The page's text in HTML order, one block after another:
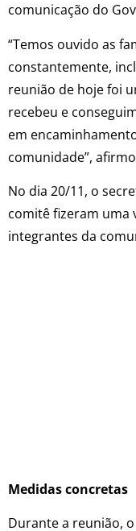
comunicação do
“Temos ouvido as
constantemente,
reunião de hoje foi
recebeu e
em
comunidade”,
No dia 20/11, o
comitê fizeram uma
integrantes da
Medidas concretas
Durante a reunião,